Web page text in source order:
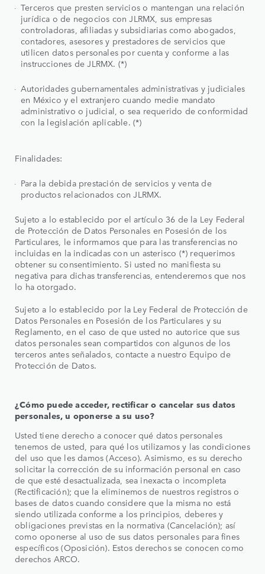
Terceros que presten servicios o mantengan una relación
jurídica o de negocios con JLRMX, sus empresas
controladoras, afiliadas y subsidiarias como abogados,
contadores, asesores y prestadores de servicios que
utilicen datos personales por cuenta y conforme a las
instrucciones de JLRMX. (*)
Autoridades gubernamentales administrativas y judiciales
en México y el extranjero cuando medie mandato
administrativo o judicial, o sea requerido de conformidad
con la legislación aplicable. (*)
Finalidades:
Para la debida prestación de servicios y venta de
productos relacionados con JLRMX.
Sujeto a lo establecido por el artículo 36 de la Ley Federal
de Protección de Datos Personales en Posesión de los
Particulares, le informamos que para las transferencias no
incluidas en la indicadas con un asterisco (*) requerimos
obtener su consentimiento. Si usted no manifiesta su
negativa para dichas transferencias, entenderemos que nos
lo ha otorgado.
Sujeto a lo establecido por la Ley Federal de Protección de
Datos Personales en Posesión de los Particulares y su
Reglamento, en el caso de que usted no autorice que sus
datos personales sean compartidos con algunos de los
terceros antes señalados, contacte a nuestro Equipo de
Protección de Datos.
¿Cómo puede acceder, rectificar o cancelar sus datos
personales, u oponerse a su uso?
Usted tiene derecho a conocer qué datos personales
tenemos de usted, para qué los utilizamos y las condiciones
del uso que les damos (Acceso). Asimismo, es su derecho
solicitar la corrección de su información personal en caso
de que esté desactualizada, sea inexacta o incompleta
(Rectificación); que la eliminemos de nuestros registros o
bases de datos cuando considere que la misma no está
siendo utilizada conforme a los principios, deberes y
obligaciones previstas en la normativa (Cancelación); así
como oponerse al uso de sus datos personales para fines
específicos (Oposición). Estos derechos se conocen como
derechos ARCO.